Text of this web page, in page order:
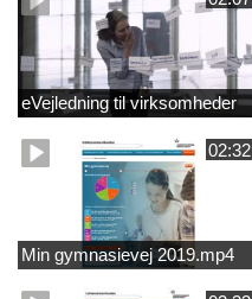
eVejledning til virksomheder
02:32
Min gymnasievej 2019.mp4